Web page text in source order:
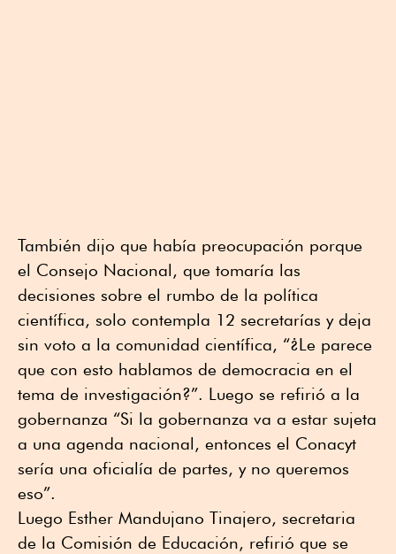
También dijo que había preocupación porque
el Consejo Nacional, que tomaría las
decisiones sobre el rumbo de la política
científica, solo contempla 12 secretarías y deja
sin voto a la comunidad científica, “¿Le parece
que con esto hablamos de democracia en el
tema de investigación?”. Luego se refirió a la
gobernanza “Si la gobernanza va a estar sujeta
a una agenda nacional, entonces el Conacyt
sería una oficialía de partes, y no queremos
eso”.
Luego Esther Mandujano Tinajero, secretaria
de la Comisión de Educación, refirió que se